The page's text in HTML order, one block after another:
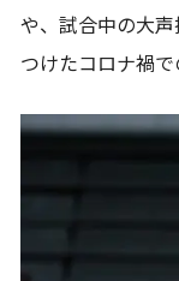
や、試合中の大
つけたコロナ禍で